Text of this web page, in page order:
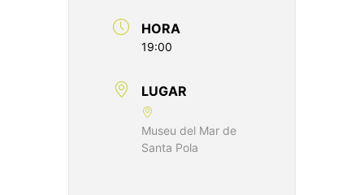
HORA
19:00
LUGAR
Museu del Mar de
Santa Pola